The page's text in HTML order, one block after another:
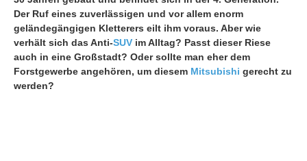
Der Ruf eines zuverlässigen und vor allem enorm
geländegängigen Kletterers eilt ihm voraus. Aber wie
verhält sich das Anti-SUV im Alltag? Passt dieser Riese
auch in eine Großstadt? Oder sollte man eher dem
Forstgewerbe angehören, um diesem Mitsubishi gerecht zu
werden?